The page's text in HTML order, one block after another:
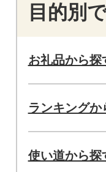
目的別
お礼品から探
ランキングか
使い道から探